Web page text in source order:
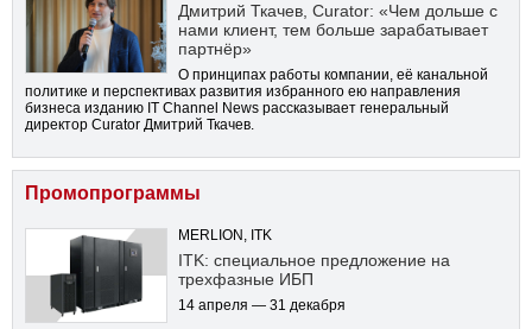
Дмитрий Ткачев, Curator: «Чем дольше с
нами клиент, тем больше зарабатывает
партнёр»
О принципах работы компании, её канальной
политике и перспективах развития избранного ею направления
бизнеса изданию IT Channel News рассказывает генеральный
директор Curator Дмитрий Ткачев.
Промопрограммы
MERLION, ITK
ITK: специальное предложение на
трехфазные ИБП
14 апреля — 31 декабря